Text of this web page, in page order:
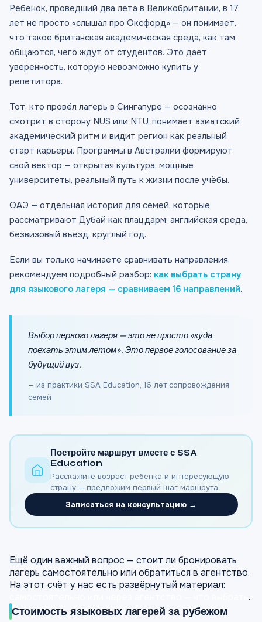
Ребёнок, проведший два лета в Великобритании, в 17
лет не просто «слышал про Оксфорд» — он понимает,
что такое британская академическая среда, как там
общаются, чего ждут от студентов. Это даёт
уверенность, которую невозможно купить у
репетитора.
Тот, кто провёл лагерь в Сингапуре — осознанно
смотрит в сторону NUS или NTU, понимает азиатский
академический ритм и видит регион как реальный
старт карьеры. Программы в Австралии формируют
свой вектор — открытая культура, мощные
университеты, реальный путь к жизни после учёбы.
ОАЭ — отдельная история для семей, которые
рассматривают Дубай как плацдарм: английская среда,
безвизовый въезд, круглый год.
Если вы только начинаете сравнивать направления,
рекомендуем подробный разбор: как выбрать страну
для языкового лагеря — сравниваем 16 направлений.
Выбор первого лагеря — это не просто «куда
поехать этим летом». Это первое голосование за
будущий вуз.
— из практики SSA Education, 16 лет сопровождения
семей
Постройте маршрут вместе с SSA
Education
Расскажите возраст ребёнка и интересующую
страну — предложим первый шаг маршрута.
Записаться на консультацию →
Ещё один важный вопрос — стоит ли бронировать
лагерь самостоятельно или обратиться в агентство.
На этот счёт у нас есть развёрнутый материал:
.
Стоимость языковых лагерей за рубежом